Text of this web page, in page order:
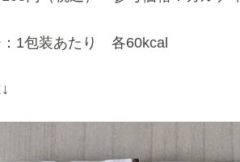
：1包装あたり 各60kcal